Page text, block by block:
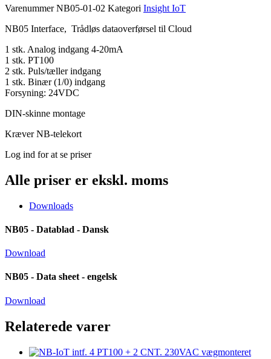
VarenummerNB05-01-02 Kategori Insight IoT
NB05 Interface, Trådløs dataoverførsel til Cloud
1 stk. Analog indgang 4-20mA
1 stk. PT100
2 stk. Puls/tæller indgang
1 stk. Binær (1/0) indgang
Forsyning: 24VDC
DIN-skinne montage
Kræver NB-telekort
Log ind for at se priser
Alle priser er ekskl. moms
Downloads
NB05 - Datablad - Dansk
Download
NB05 - Data sheet - engelsk
Download
Relaterede varer